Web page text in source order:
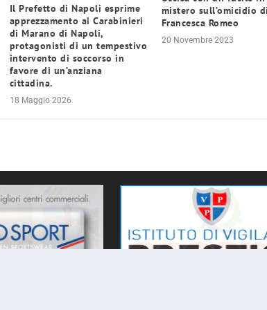
Il Prefetto di Napoli esprime
apprezzamento ai Carabinieri
di Marano di Napoli,
protagonisti di un tempestivo
intervento di soccorso in
favore di un’anziana
cittadina.
18 Maggio 2026
mistero sull’omicidio
Francesca Romeo
20 Novembre 2023